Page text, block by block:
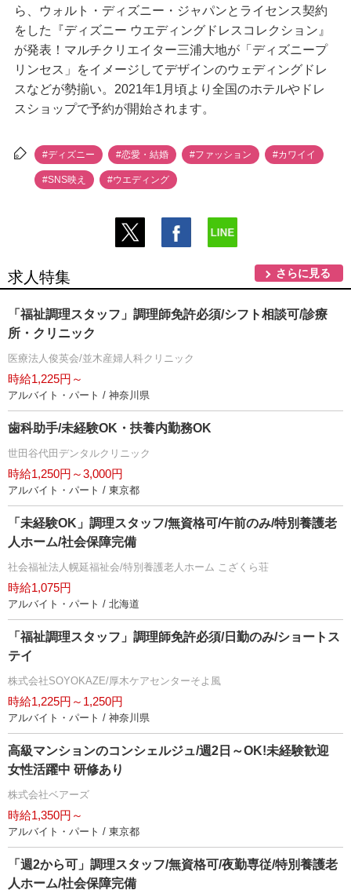
ら、ウォルト・ディズニー・ジャパンとライセンス契約
をした『ディズニー ウエディングドレスコレクション』
が発表！マルチクリエイター三浦大地が「ディズニープ
リンセス」をイメージしてデザインのウェディングドレ
スなどが勢揃い。2021年1月頃より全国のホテルやドレ
スショップで予約が開始されます。
#ディズニー #恋愛・結婚 #ファッション #カワイイ
#SNS映え #ウエディング
求人特集 さらに見る
「福祉調理スタッフ」調理師免許必須/シフト相談可/診療
所・クリニック
医療法人俊英会/並木産婦人科クリニック
時給1,225円～
アルバイト・パート / 神奈川県
歯科助手/未経験OK・扶養内勤務OK
世田谷代田デンタルクリニック
時給1,250円～3,000円
アルバイト・パート / 東京都
「未経験OK」調理スタッフ/無資格可/午前のみ/特別養護老
人ホーム/社会保障完備
社会福祉法人幌延福祉会/特別養護老人ホーム こざくら荘
時給1,075円
アルバイト・パート / 北海道
「福祉調理スタッフ」調理師免許必須/日勤のみ/ショートス
テイ
株式会社SOYOKAZE/厚木ケアセンターそよ風
時給1,225円～1,250円
アルバイト・パート / 神奈川県
高級マンションのコンシェルジュ/週2日～OK!未経験歓迎
女性活躍中 研修あり
株式会社ベアーズ
時給1,350円～
アルバイト・パート / 東京都
「週2から可」調理スタッフ/無資格可/夜勤専従/特別養護老
人ホーム/社会保障完備